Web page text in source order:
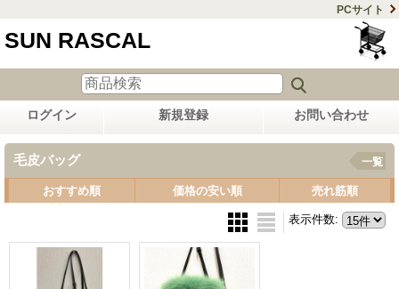
PCサイト
SUN RASCAL
ログイン 新規登録 お問い合わせ
毛皮バッグ 一覧
おすすめ順 価格の安い順 売れ筋順
表示件数: